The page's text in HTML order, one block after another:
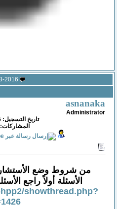
12-13-2016
asnanaka
Administrator
تاريخ التسجيل: Aug 2005
المشاركات: 7,666
من شروط وضع
الأسئلة أولاً راجع
showthread.php?